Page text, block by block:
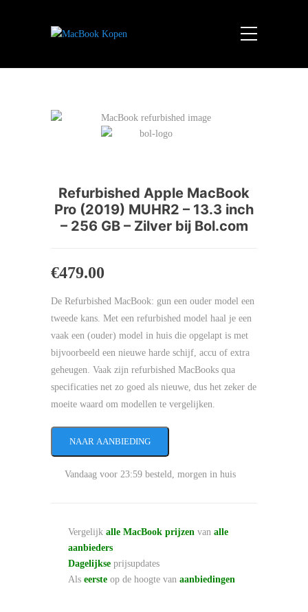
Refurbished Apple MacBook
Pro (2019) MUHR2 – 13.3 inch
– 256 GB – Zilver bij Bol.com
€479.00
De Refurbished MacBook: gun een ouder model een
tweede kans. Met een refurbished model haal je een
vaak een (ouder) model in huis die opgelapt is met
bijvoorbeeld een nieuwe harde schijf, accu of extra
geheugen. Vaak zijn refurbished MacBooks qua
specificaties net zo goed als nieuwe, dus het zeker de
moeite waard om modellen te vergelijken.
NAAR AANBIEDING
Vandaag voor 23:59 besteld, morgen in huis
Vergelijk alle MacBook prijzen van alle
aanbieders
Dagelijkse prijsupdates
Als eerste op de hoogte van aanbiedingen